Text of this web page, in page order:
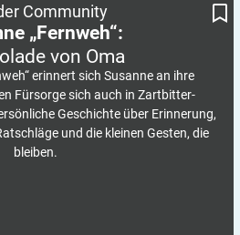
Community
„Fernweh“:
von Oma
erinnert sich Susanne an ihre
Fürsorge sich auch in Zartbitter-
Geschichte über Erinnerung,
und die kleinen Gesten, die
bleiben.